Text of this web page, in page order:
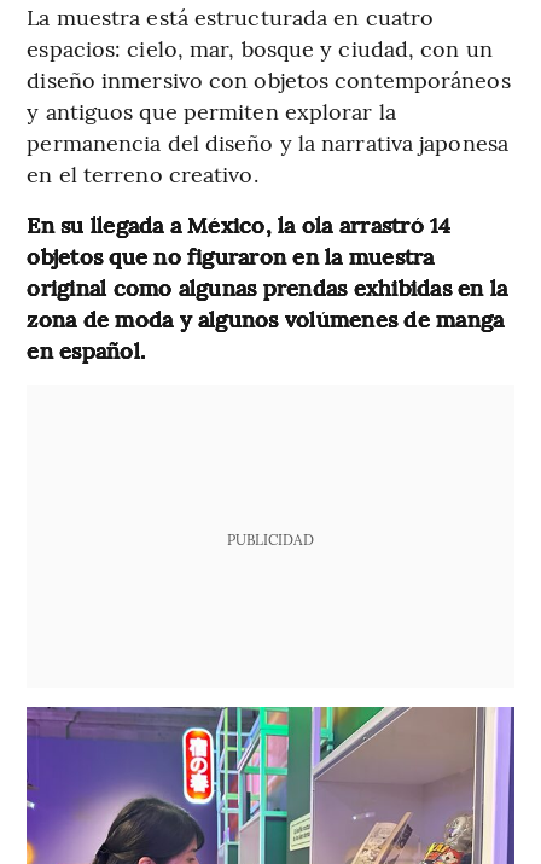
La muestra está estructurada en cuatro
espacios: cielo, mar, bosque y ciudad, con un
diseño inmersivo con objetos contemporáneos
y antiguos que permiten explorar la
permanencia del diseño y la narrativa japonesa
en el terreno creativo.
En su llegada a México, la ola arrastró 14
objetos que no figuraron en la muestra
original como algunas prendas exhibidas en la
zona de moda y algunos volúmenes de manga
en español.
PUBLICIDAD